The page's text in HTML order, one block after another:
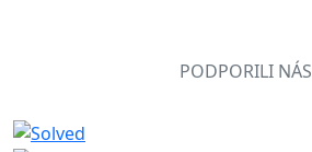
PODPORILI NÁS